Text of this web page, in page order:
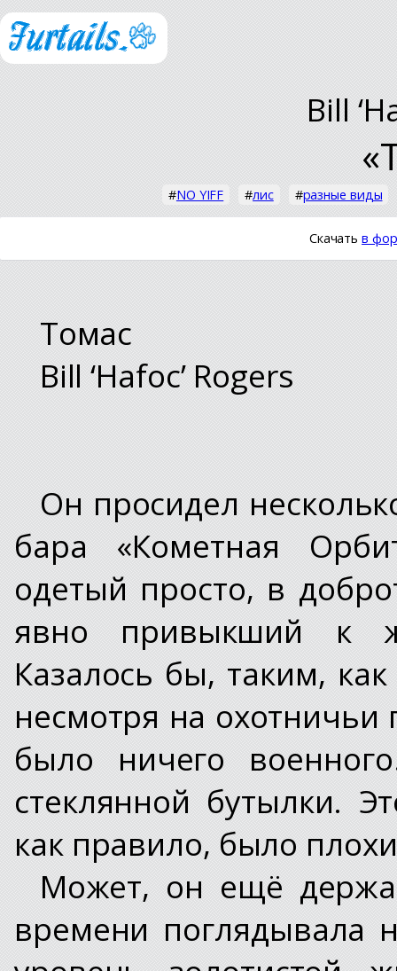
Bill
#NO YIFF #лис #разные виды
Скачатьв
Томас
Bill ‘Hafoc’ Rogers
Он просидел
бара «Кометная
одетый просто, в
явно привыкший к
Казалось бы, таким,
несмотря на
было ничего
стеклянной бутылки.
как правило, было
Может, он ещё
времени поглядывала